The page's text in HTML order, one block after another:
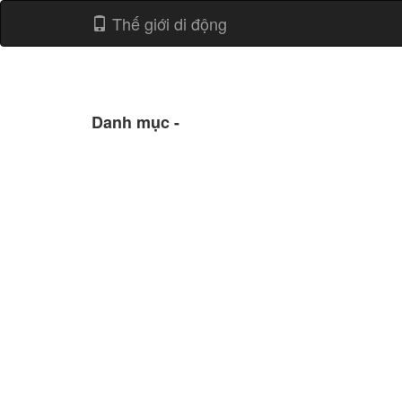
Thế giới di động
Danh mục -